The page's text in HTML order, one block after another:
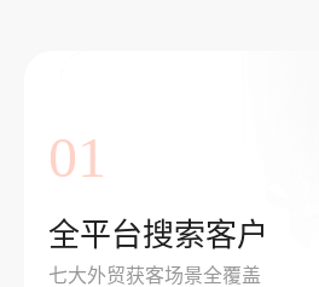
01
全平台搜索客户
七大外贸获客场景全覆盖